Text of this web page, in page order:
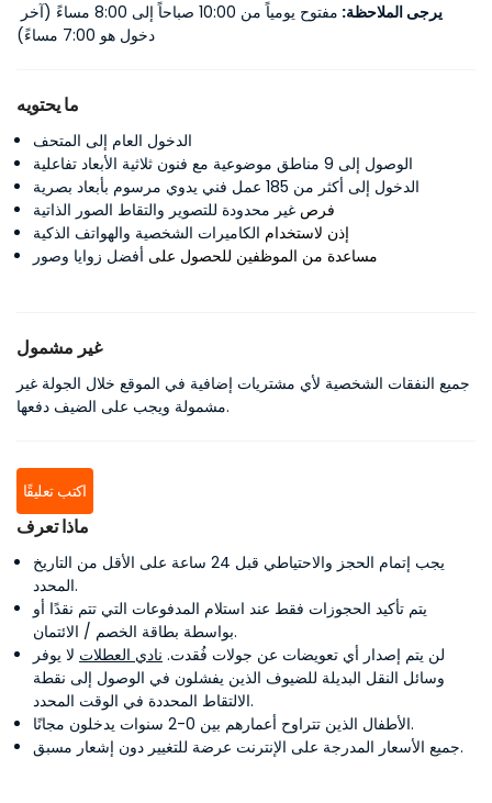
يرجى الملاحظة:
دخول هو 7:00 مساءً)
ما يحتويه
الدخول العام إلى المتحف
الوصول إلى 9 مناطق موضوعية مع فنون ثلاثية الأبعاد تفاعلية
الدخول إلى أكثر من 185 عمل فني يدوي مرسوم بأبعاد بصرية
فرص غير محدودة للتصوير والتقاط الصور الذاتية
إذن لاستخدام الكاميرات الشخصية والهواتف الذكية
مساعدة من الموظفين للحصول على أفضل زوايا وصور
غير مشمول
جميع النفقات الشخصية لأي مشتريات إضافية في الموقع خلال الجولة غير
مشمولة ويجب على الضيف دفعها.
اكتب تعليقًا
ماذا تعرف
يجب إتمام الحجز والاحتياطي قبل 24 ساعة على الأقل من التاريخ
المحدد.
يتم تأكيد الحجوزات فقط عند استلام المدفوعات التي تتم نقدًا أو
بواسطة بطاقة الخصم / الائتمان.
لن يتم إصدار أي تعويضات عن جولات فُقدت. نادي العطلات لا يوفر
وسائل النقل البديلة للضيوف الذين يفشلون في الوصول إلى نقطة
الالتقاط المحددة في الوقت المحدد.
الأطفال الذين تتراوح أعمارهم بين 0-2 سنوات يدخلون مجانًا.
جميع الأسعار المدرجة على الإنترنت عرضة للتغيير دون إشعار مسبق.